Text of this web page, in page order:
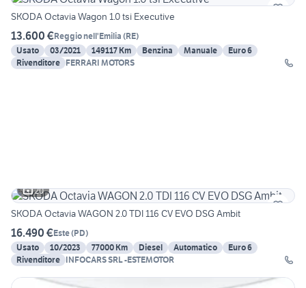
SKODA Octavia Wagon 1.0 tsi Executive
13.600 €Reggio nell'Emilia (RE)
Usato
03/2021 149117 Km Benzina Manuale
Euro 6
Rivenditore FERRARI MOTORS
20
SKODA Octavia WAGON 2.0 TDI 116 CV EVO DSG Ambit
16.490 €Este(PD)
Usato
10/2023 77000 Km Diesel Automatico
Euro 6
Rivenditore INFOCARS SRL -ESTEMOTOR